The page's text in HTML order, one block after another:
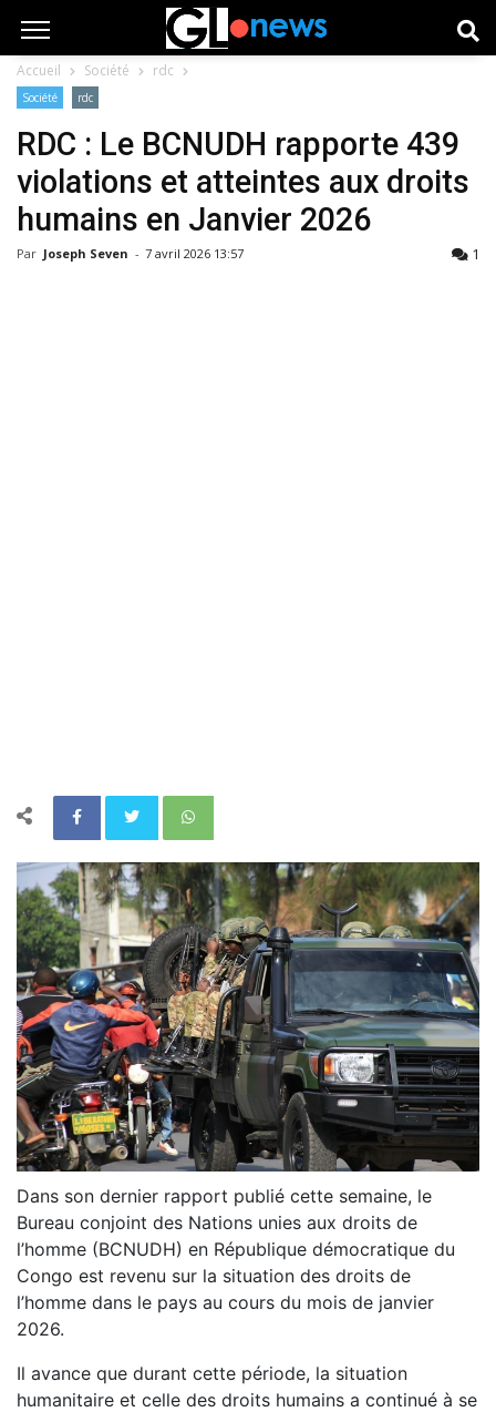
Accueil Société rdc
Société rdc
RDC : Le BCNUDH rapporte 439
violations et atteintes aux droits
humains en Janvier 2026
Par Joseph Seven - 7 avril 2026 13:57 1
Dans son dernier rapport publié cette semaine, le
Bureau conjoint des Nations unies aux droits de
l’homme (BCNUDH) en République démocratique du
Congo est revenu sur la situation des droits de
l’homme dans le pays au cours du mois de janvier
2026.
Il avance que durant cette période, la situation
humanitaire et celle des droits humains a continué à se